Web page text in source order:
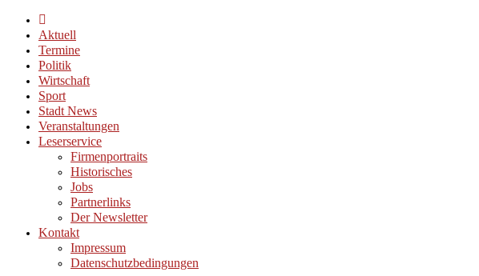
Aktuell
Termine
Politik
Wirtschaft
Sport
Stadt News
Veranstaltungen
Leserservice
Firmenportraits
Historisches
Jobs
Partnerlinks
Der Newsletter
Kontakt
Impressum
Datenschutzbedingungen